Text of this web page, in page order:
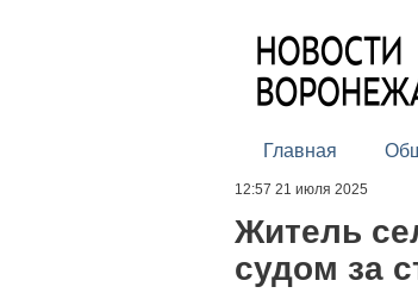
Главная
12:57 21 июля 2025
Житель
судом за